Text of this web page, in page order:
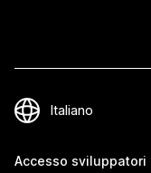
Accesso sviluppatori